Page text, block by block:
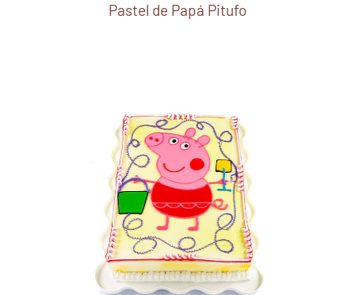
Pastel de Papá Pitufo